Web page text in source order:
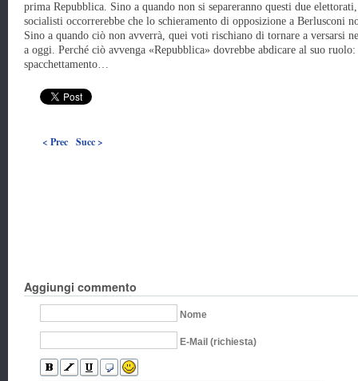
prima Repubblica. Sino a quando non si separeranno questi due
socialisti occorrerebbe che lo schieramento di opposizione a Berlusconi
Sino a quando ciò non avverrà, quei voti rischiano di tornare a versarsi
a oggi. Perché ciò avvenga «Repubblica» dovrebbe abdicare al suo
spacchettamento…
< Prec Succ >
Aggiungi commento
Nome
E-Mail (richiesta)